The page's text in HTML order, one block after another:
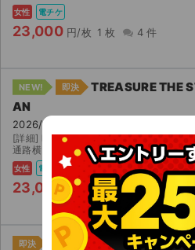
女性 電チケ
23,000 円/枚 1 枚 4 件
NEW! 即決
TREASURE THE
AN
2026/08/09(日) 15:00 福井 サンドー
[詳細]
B5ブロック 81〜96番 通路横 【1
通路横を含む2連のお席です。 親チケを含むため、2枚分子チケ分配または 親チケ分端末貸出にて対応させていただき
女性 電チケ
23,000 円/枚 2 枚 1 件
即決 TREASURE THE